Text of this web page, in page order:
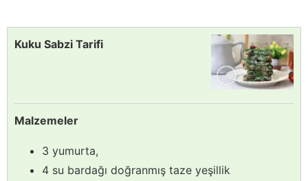
Kuku Sabzi Tarifi
Malzemeler
3 yumurta,
4 su bardağı doğranmış taze yeşillik